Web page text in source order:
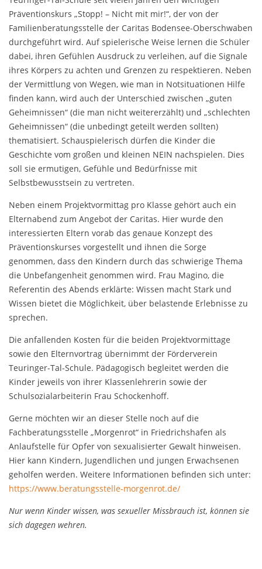
Präventionskurs „Stopp! – Nicht mit mir!“, der von der
Familienberatungsstelle der Caritas Bodensee-Oberschwaben
durchgeführt wird. Auf spielerische Weise lernen die Schüler
dabei, ihren Gefühlen Ausdruck zu verleihen, auf die Signale
ihres Körpers zu achten und Grenzen zu respektieren. Neben
der Vermittlung von Wegen, wie man in Notsituationen Hilfe
finden kann, wird auch der Unterschied zwischen „guten
Geheimnissen“ (die man nicht weitererzählt) und „schlechten
Geheimnissen“ (die unbedingt geteilt werden sollten)
thematisiert. Schauspielerisch dürfen die Kinder die
Geschichte vom großen und kleinen NEIN nachspielen. Dies
soll sie ermutigen, Gefühle und Bedürfnisse mit
Selbstbewusstsein zu vertreten.
Neben einem Projektvormittag pro Klasse gehört auch ein
Elternabend zum Angebot der Caritas. Hier wurde den
interessierten Eltern vorab das genaue Konzept des
Präventionskurses vorgestellt und ihnen die Sorge
genommen, dass den Kindern durch das schwierige Thema
die Unbefangenheit genommen wird. Frau Magino, die
Referentin des Abends erklärte: Wissen macht Stark und
Wissen bietet die Möglichkeit, über belastende Erlebnisse zu
sprechen.
Die anfallenden Kosten für die beiden Projektvormittage
sowie den Elternvortrag übernimmt der Förderverein
Teuringer-Tal-Schule. Pädagogisch begleitet werden die
Kinder jeweils von ihrer Klassenlehrerin sowie der
Schulsozialarbeiterin Frau Schockenhoff.
Gerne möchten wir an dieser Stelle noch auf die
Fachberatungsstelle „Morgenrot“ in Friedrichshafen als
Anlaufstelle für Opfer von sexualisierter Gewalt hinweisen.
Hier kann Kindern, Jugendlichen und jungen Erwachsenen
geholfen werden. Weitere Informationen befinden sich unter:
https://www.beratungsstelle-morgenrot.de/
Nur wenn Kinder wissen, was sexueller Missbrauch ist, können sie
sich dagegen wehren.